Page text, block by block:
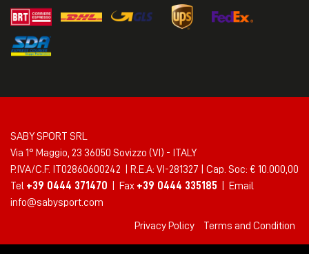
SABY SPORT SRL
Via 1° Maggio, 23 36050 Sovizzo (VI) - ITALY
P.IVA/C.F. IT02860600242 | R.E.A: VI-281327 | Cap. Soc: € 10.000,00
Tel +39 0444 371470 | Fax +39 0444 335185 | Email
info@sabysport.com
Privacy Policy Terms and Condition